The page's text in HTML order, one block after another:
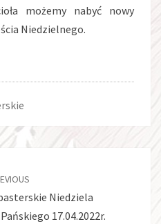
możemy nabyć nowy
Niedzielnego.
Niedziela
17.04.2022r.